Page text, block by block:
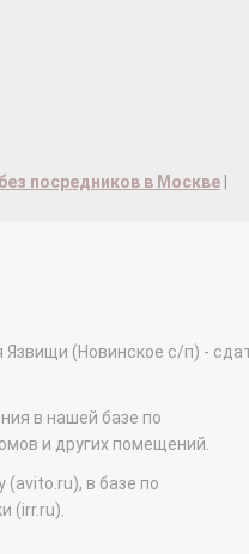
посредников в Москве
(Новинское с/п) -
в нашей базе по
и других помещений.
в базе по
(irr.ru).